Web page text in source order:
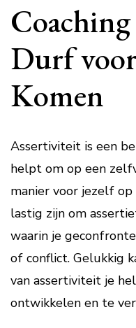
Durf
Komen
Assertiviteit is een
helpt om op een
manier voor jezelf
lastig zijn om
waarin je
of conflict. Gelukkig
van assertiviteit je
ontwikkelen en te